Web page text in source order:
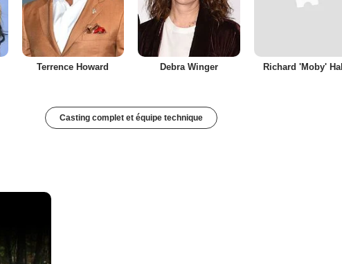
Terrence Howard Debra Winger Richard 'Moby' Hall
Casting complet et équipe technique